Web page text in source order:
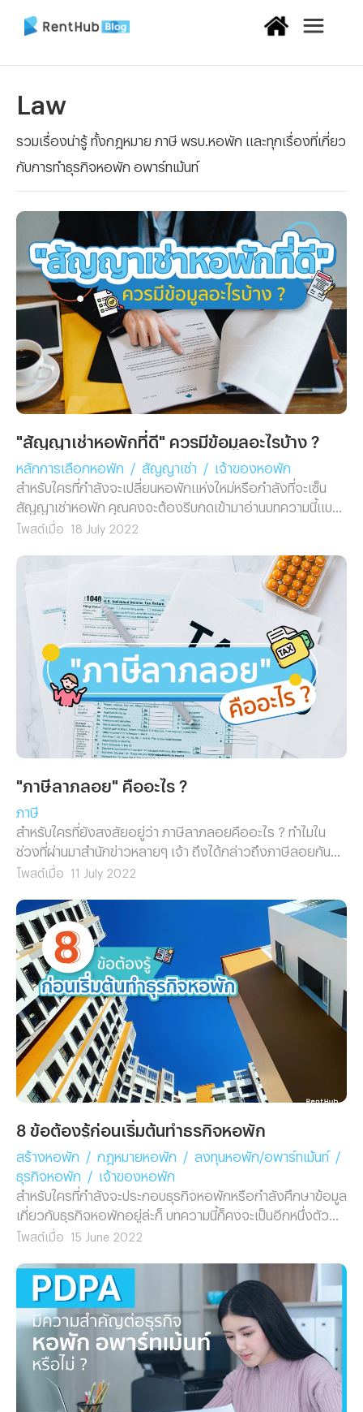
Law
รวมเรื่องน่ารู้ ทั้งกฎหมาย ภาษี พรบ.หอพัก และทุกเรื่องที่เกี่ยว
กับการทำธุรกิจหอพัก อพาร์ทเม้นท์
"สัญญาเช่าหอพักที่ดี" ควรมีข้อมูลอะไรบ้าง ?
หลักการเลือกหอพัก / สัญญาเช่า /
เจ้าของหอพัก
สำหรับใครที่กำลังจะเปลี่ยนหอพักแห่งใหม่หรือกำลังที่จะเซ็น
สัญญาเช่าหอพัก คุณคงจะต้องรีบกดเข้ามาอ่านบทความนี้แบ
บด่วนๆ เนื่องจากวันนี้ทีมงาน Renthub ได้รวบรวมราย
โพสต์เมื่อ 18 July 2022
"ภาษีลาภลอย" คืออะไร ?
ภาษี
สำหรับใครที่ยังสงสัยอยู่ว่า ภาษีลาภลอยคืออะไร ? ทำไมใน
ช่วงที่ผ่านมาสำนักข่าวหลายๆ เจ้า ถึงได้กล่าวถึงภาษีลอยกัน
เป็นวงกว้าง เพราะฉะนั้นในบทความนี้เราจะพาคุณไปทำความ
โพสต์เมื่อ 11 July 2022
8 ข้อต้องรู้ก่อนเริ่มต้นทำธุรกิจหอพัก
สร้างหอพัก / กฎหมายหอพัก / ลงทุนหอพัก/อพาร์ทเม้นท์
/
ธุรกิจหอพัก
/
เจ้าของหอพัก
สำหรับใครที่กำลังจะประกอบธุรกิจหอพักหรือกำลังศึกษาข้อมูล
เกี่ยวกับธุรกิจหอพักอยู่ล่ะก็ บทความนี้ก็คงจะเป็นอีกหนึ่งตัว
ช่วยที่จะทำให้คุณสามารถจับจุดความสำคัญของการทำธุรกิจ
รู้ก่อนเริ่มทำธุรกิจหอพักนั้น จะมีอยู่ด้วยกันทั้งหมด 8 ข้อ โดย
ข้อที่ 1 ที่คุณจะต้องรู้เลยก็คือ...
โพสต์เมื่อ 15 June 2022